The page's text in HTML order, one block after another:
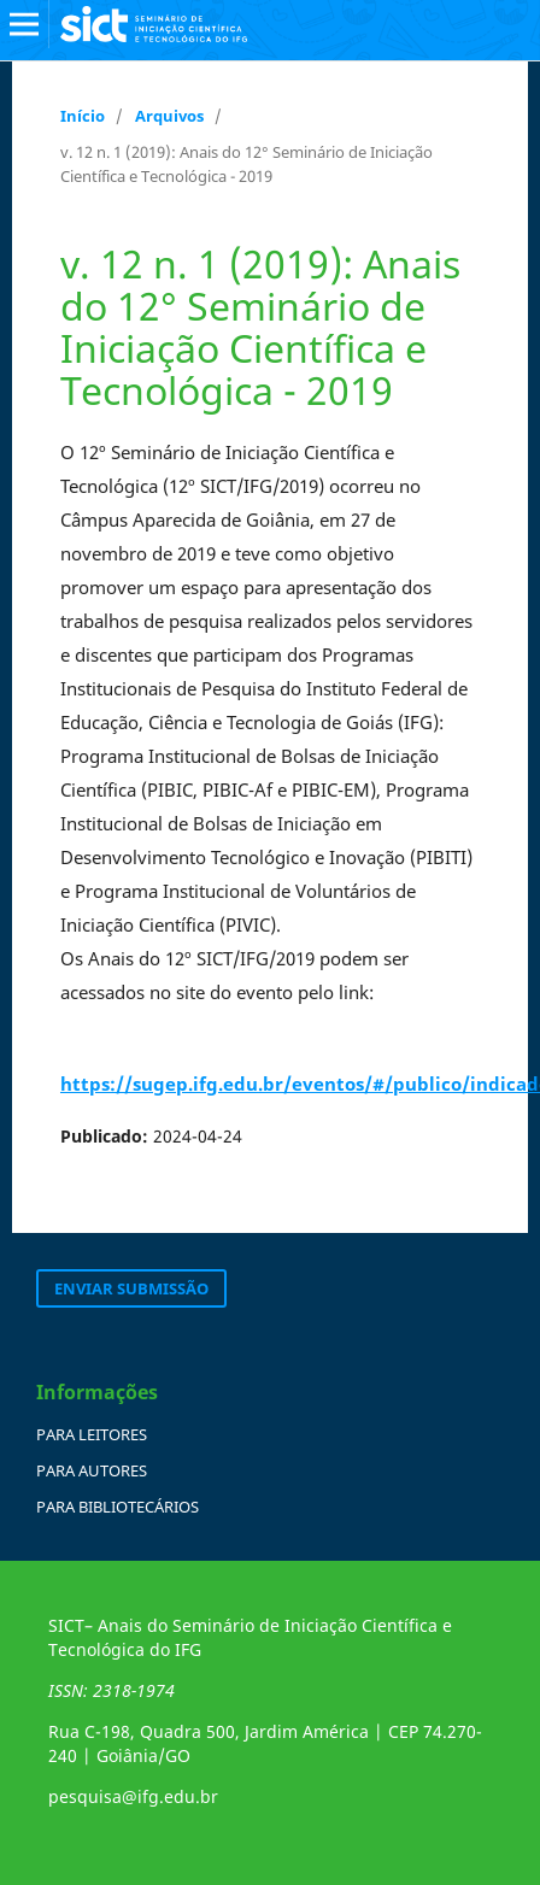
Início / Arquivos /
v. 12 n. 1 (2019): Anais do 12° Seminário de Iniciação
Científica e Tecnológica - 2019
v. 12 n. 1 (2019): Anais
do 12° Seminário de
Iniciação Científica e
Tecnológica - 2019
O 12º Seminário de Iniciação Científica e
Tecnológica (12º SICT/IFG/2019) ocorreu no
Câmpus Aparecida de Goiânia, em 27 de
novembro de 2019 e teve como objetivo
promover um espaço para apresentação dos
trabalhos de pesquisa realizados pelos servidores
e discentes que participam dos Programas
Institucionais de Pesquisa do Instituto Federal de
Educação, Ciência e Tecnologia de Goiás (IFG):
Programa Institucional de Bolsas de Iniciação
Científica (PIBIC, PIBIC-Af e PIBIC-EM), Programa
Institucional de Bolsas de Iniciação em
Desenvolvimento Tecnológico e Inovação (PIBITI)
e Programa Institucional de Voluntários de
Iniciação Científica (PIVIC).
Os Anais do 12º SICT/IFG/2019 podem ser
acessados no site do evento pelo link:
https://sugep.ifg.edu.br/eventos/#/publico/
Publicado: 2024-04-24
ENVIAR SUBMISSÃO
Informações
PARA LEITORES
PARA AUTORES
PARA BIBLIOTECÁRIOS
SICT– Anais do Seminário de Iniciação Científica e
Tecnológica do IFG
ISSN: 2318-1974
Rua C-198, Quadra 500, Jardim América | CEP 74.270-
240 | Goiânia/GO
pesquisa@ifg.edu.br